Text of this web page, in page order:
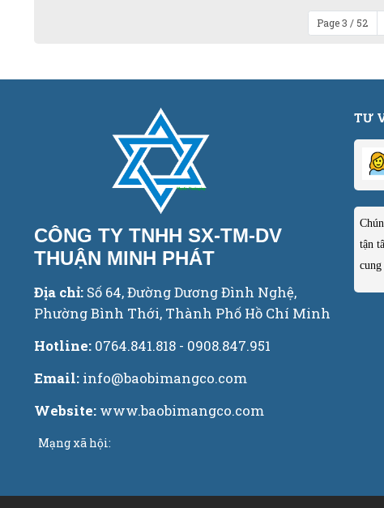
Page 3 / 52
CÔNG TY TNHH SX-TM-DV
THUẬN MINH PHÁT
Địa chỉ: Số 64, Đường Dương Đình Nghệ,
Phường Bình Thới, Thành Phố Hồ Chí Minh
Hotline: 0764.841.818 - 0908.847.951
Email: info@baobimangco.com
Website: www.baobimangco.com
Mạng xã hội:
TƯ
tận
cung